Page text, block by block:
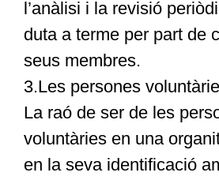
l’anàlisi i la revisió
duta a terme per part de
seus membres.
3.Les persones
La raó de ser de les
voluntàries en una
en la seva identificació